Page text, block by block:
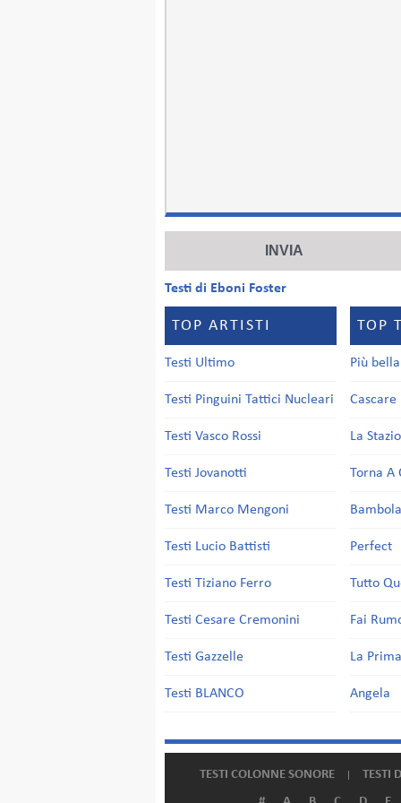
Testi di Eboni Foster
TOP ARTISTI
Testi Ultimo
Testi Pinguini Tattici Nucleari
Testi Vasco Rossi
Testi Jovanotti
Testi Marco Mengoni
Testi Lucio Battisti
Testi Tiziano Ferro
Testi Cesare Cremonini
Testi Gazzelle
Testi BLANCO
TOP
Più
Cascare
La
Torna A
Bambola
Perfect
Tutto
Fai
La
Angela
TESTI COLONNE SONORE TESTI